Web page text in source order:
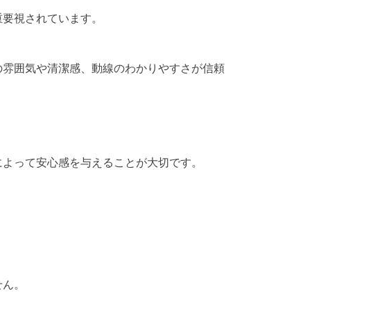
視されています。
囲気や清潔感、動線のわかりやすさが信頼
って安心感を与えることが大切です。
。